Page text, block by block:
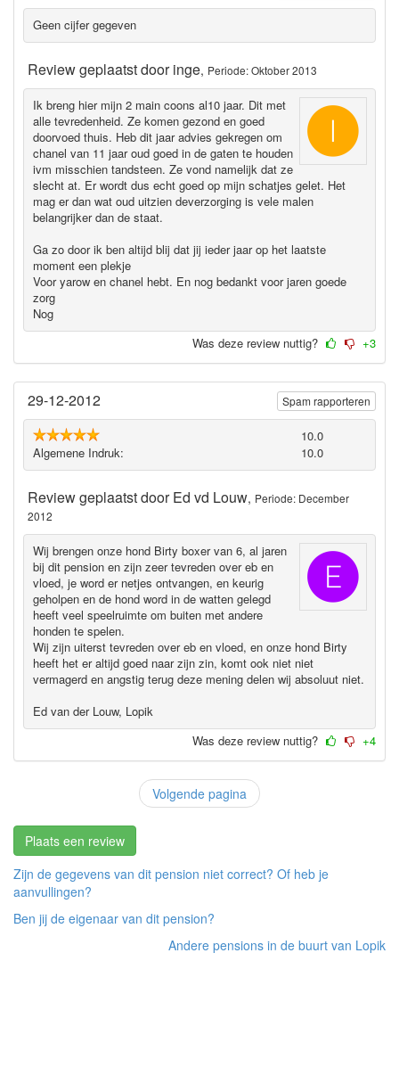
Geen cijfer gegeven
Review geplaatst dooringe, Periode: Oktober 2013
Ik breng hier mijn 2 main coons al10 jaar. Dit met
alle tevredenheid. Ze komen gezond en goed
doorvoed thuis. Heb dit jaar advies gekregen om
chanel van 11 jaar oud goed in de gaten te houden
ivm misschien tandsteen. Ze vond namelijk dat ze
slecht at. Er wordt dus echt goed op mijn schatjes gelet. Het
mag er dan wat oud uitzien deverzorging is vele malen
belangrijker dan de staat.
Ga zo door ik ben altijd blij dat jij ieder jaar op het laatste
moment een plekje
Voor yarow en chanel hebt. En nog bedankt voor jaren goede
zorg
Nog
Was deze review nuttig? +3
29-12-2012
10.0
Algemene Indruk:
10.0
Review geplaatst doorEd vd Louw, Periode: December
2012
Wij brengen onze hond Birty boxer van 6, al jaren
bij dit pension en zijn zeer tevreden over eb en
vloed, je word er netjes ontvangen, en keurig
geholpen en de hond word in de watten gelegd
heeft veel speelruimte om buiten met andere
honden te spelen.
Wij zijn uiterst tevreden over eb en vloed, en onze hond Birty
heeft het er altijd goed naar zijn zin, komt ook niet niet
vermagerd en angstig terug deze mening delen wij absoluut niet.
Ed van der Louw, Lopik
Spam rapporteren
Was deze review nuttig? +4
Volgende pagina
Plaats een review
Zijn de gegevens van dit pension niet correct? Of heb je
aanvullingen?
Ben jij de eigenaar van dit pension?
Andere pensions in de buurt van Lopik